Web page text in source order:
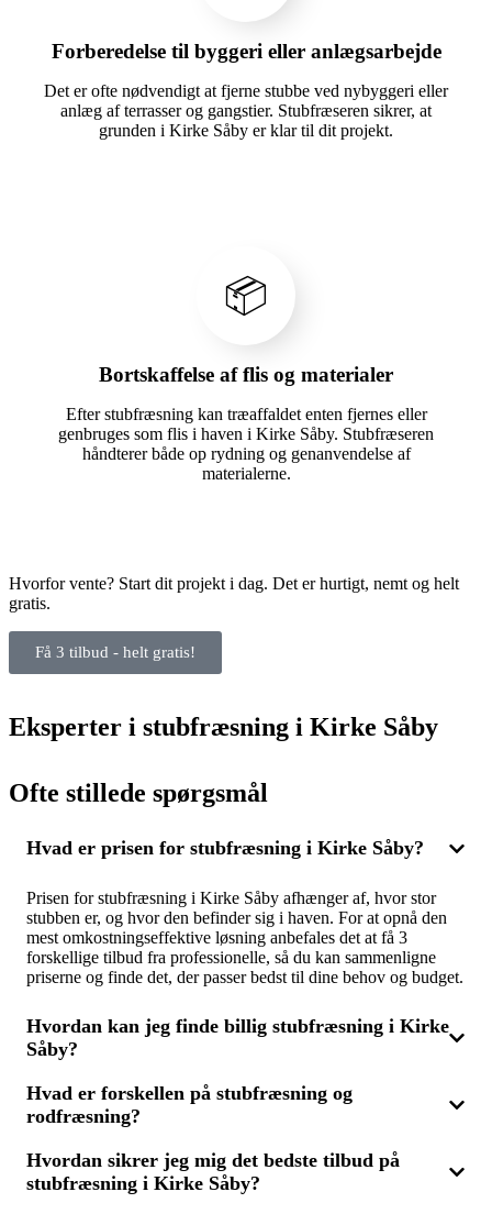
Forberedelse til byggeri eller anlægsarbejde
Det er ofte nødvendigt at fjerne stubbe ved nybyggeri eller
anlæg af terrasser og gangstier. Stubfræseren sikrer, at
grunden i Kirke Såby er klar til dit projekt.
📦
Bortskaffelse af flis og materialer
Efter stubfræsning kan træaffaldet enten fjernes eller
genbruges som flis i haven i Kirke Såby. Stubfræseren
håndterer både op rydning og genanvendelse af
materialerne.
Hvorfor vente? Start dit projekt i dag. Det er hurtigt, nemt og helt
gratis.
Få 3 tilbud - helt gratis!
Eksperter i stubfræsning i Kirke Såby
Ofte stillede spørgsmål
Hvad er prisen for stubfræsning i Kirke Såby?
Prisen for stubfræsning i Kirke Såby afhænger af, hvor stor
stubben er, og hvor den befinder sig i haven. For at opnå den
mest omkostningseffektive løsning anbefales det at få 3
forskellige tilbud fra professionelle, så du kan sammenligne
priserne og finde det, der passer bedst til dine behov og budget.
Hvordan kan jeg finde billig stubfræsning i Kirke
Såby?
For at finde billig stubfræsning i Kirke Såby skal du
sammenligne flere tilbud. Ved at indhente 3 tilbud fra fagfolk
kvaliteten. Det er vigtigt at beskrive opgaven præcist for at
modtage sammenlignelige og nøjagtige tilbud.
Hvad er forskellen på stubfræsning og
rodfræsning?
Stubfræsning fjerner stubben lige under jordoverfladen, mens
rodfræsning tager en større del af rodsystemet med. Hvis du
Hvordan sikrer jeg mig det bedste tilbud på
stubfræsning i Kirke Såby?